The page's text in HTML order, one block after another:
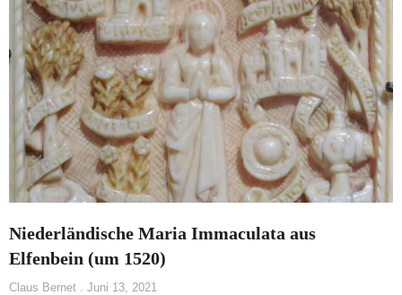
Niederländische Maria Immaculata aus
Elfenbein (um 1520)
Claus Bernet Juni 13, 2021